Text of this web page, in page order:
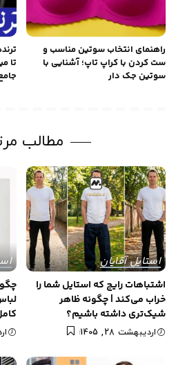
راهنمای انتخاب سوتین مناسب و
ست کردن با کراپ تاپ؛ آشنایی با
سوتین جک دار
تا
مطالب
استایل آقایان
اشتباهات رایج که استایل شما را
خراب می‌کند | چگونه ظاهر
شیک‌تری داشته باشیم؟
اردیبهشت 28, 1405